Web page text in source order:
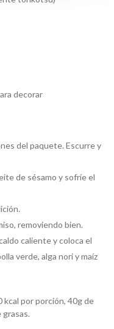
decorar
del paquete. Escurre y
de sésamo y sofríe el
removiendo bien.
caliente y coloca el
verde, alga nori y maíz
por porción, 40g de